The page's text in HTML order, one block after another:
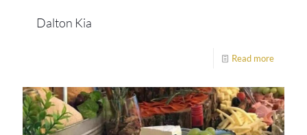
Dalton Kia
Read more